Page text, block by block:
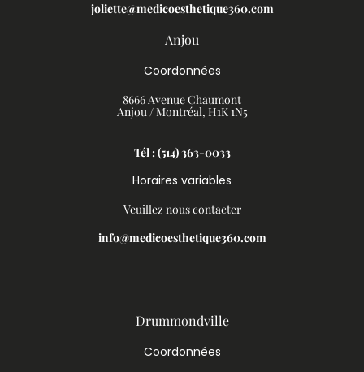
joliette@medicoesthetique360.com
Anjou
Coordonnées
8666 Avenue Chaumont
Anjou / Montréal, H1K 1N5
Tél : (514) 363-0033
Horaires variables
Veuillez nous contacter
info@medicoesthetique360.com
Drummondville
Coordonnées